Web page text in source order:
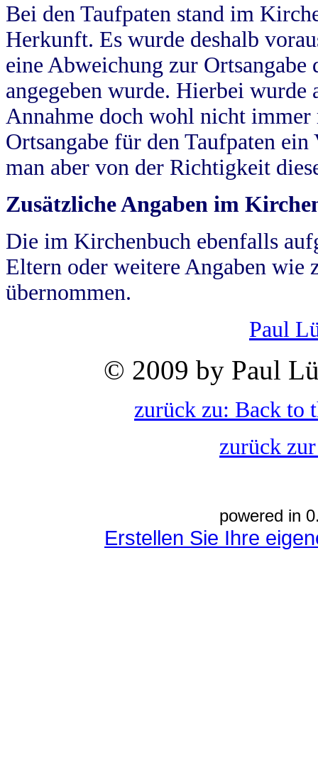
Bei den Taufpaten stand im
Herkunft. Es wurde deshalb
eine Abweichung zur
angegeben wurde. Hierbei wurde
Annahme doch wohl nicht
Ortsangabe für den Taufpaten
man aber von der Richtigkeit
Zusätzliche Angaben im
Die im Kirchenbuch ebenfalls
Eltern oder weitere Angaben wie
übernommen.
Paul
© 2009 by Paul
zurück zu: Back to
zurück
powered in
Erstellen Sie Ihre